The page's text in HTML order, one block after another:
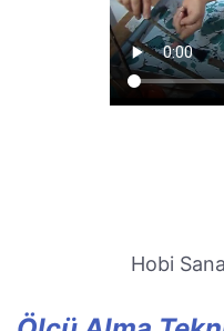
Hobi